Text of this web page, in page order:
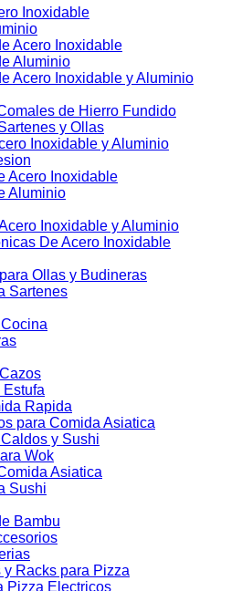
Inoxidable
Acero Inoxidable
Aluminio
Acero Inoxidable y Aluminio
de Hierro Fundido
y Ollas
Inoxidable y Aluminio
Acero Inoxidable
Aluminio
Inoxidable y Aluminio
De Acero Inoxidable
Ollas y Budineras
Sartenes
Estufa
Rapida
para Comida Asiatica
y Sushi
Wok
Asiatica
Sushi
Bambu
y Racks para Pizza
Pizza Electricos